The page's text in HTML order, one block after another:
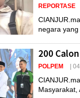
REPORTASE
negara
200
POLPEM |
Masyarakat,